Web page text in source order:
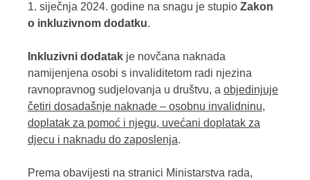
1. siječnja 2024. godine na snagu je stupio Zakon
o inkluzivnom dodatku.
Inkluzivni dodatak je novčana naknada
namijenjena osobi s invaliditetom radi njezina
ravnopravnog sudjelovanja u društvu, a objedinjuje
četiri dosadašnje naknade – osobnu invalidninu,
doplatak za pomoć i njegu, uvećani doplatak za
djecu i naknadu do zaposlenja.
Prema obavijesti na stranici Ministarstva rada,